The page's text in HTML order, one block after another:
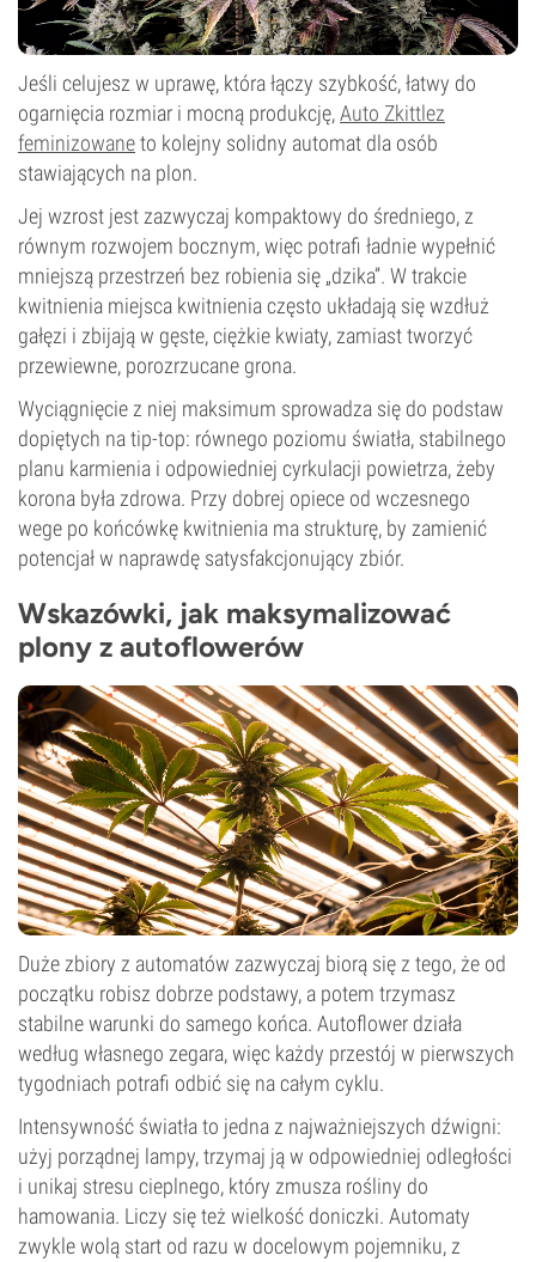
Jeśli celujesz w uprawę, która łączy szybkość, łatwy do
ogarnięcia rozmiar i mocną produkcję,Auto Zkittlez
feminizowaneto kolejny solidny automat dla osób
stawiających na plon.
Jej wzrost jest zazwyczaj kompaktowy do średniego, z
równym rozwojem bocznym, więc potrafi ładnie wypełnić
mniejszą przestrzeń bez robienia się „dzika”. W trakcie
kwitnienia miejsca kwitnienia często układają się wzdłuż
gałęzi i zbijają w gęste, ciężkie kwiaty, zamiast tworzyć
przewiewne, porozrzucane grona.
Wyciągnięcie z niej maksimum sprowadza się do podstaw
dopiętych na tip-top: równego poziomu światła, stabilnego
planu karmienia i odpowiedniej cyrkulacji powietrza, żeby
korona była zdrowa. Przy dobrej opiece od wczesnego
wege po końcówkę kwitnienia ma strukturę, by zamienić
potencjał w naprawdę satysfakcjonujący zbiór.
Wskazówki, jak maksymalizować
plony z autoflowerów
Duże zbiory z automatów zazwyczaj biorą się z tego, że od
początku robisz dobrze podstawy, a potem trzymasz
stabilne warunki do samego końca. Autoflower działa
według własnego zegara, więc każdy przestój w pierwszych
tygodniach potrafi odbić się na całym cyklu.
Intensywność światła to jedna z najważniejszych dźwigni:
użyj porządnej lampy, trzymaj ją w odpowiedniej odległości
i unikaj stresu cieplnego, który zmusza rośliny do
hamowania. Liczy się też wielkość doniczki. Automaty
zwykle wolą start od razu w docelowym pojemniku, z